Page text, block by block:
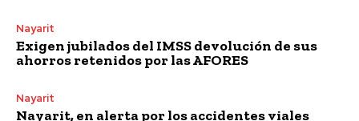
Nayarit
Exigen jubilados del IMSS devolución de sus
ahorros retenidos por las AFORES
Nayarit
Nayarit, en alerta por los accidentes viales